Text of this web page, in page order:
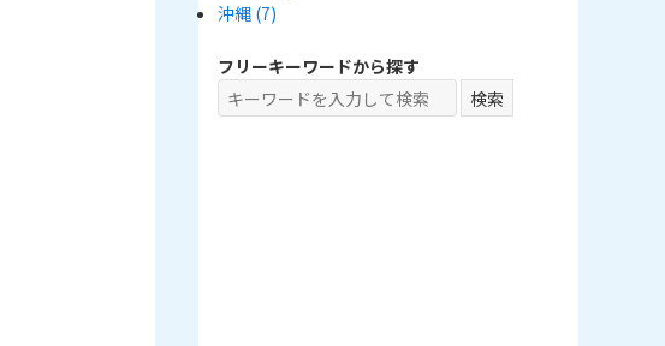
沖縄 (7)
フリーキーワードから探す